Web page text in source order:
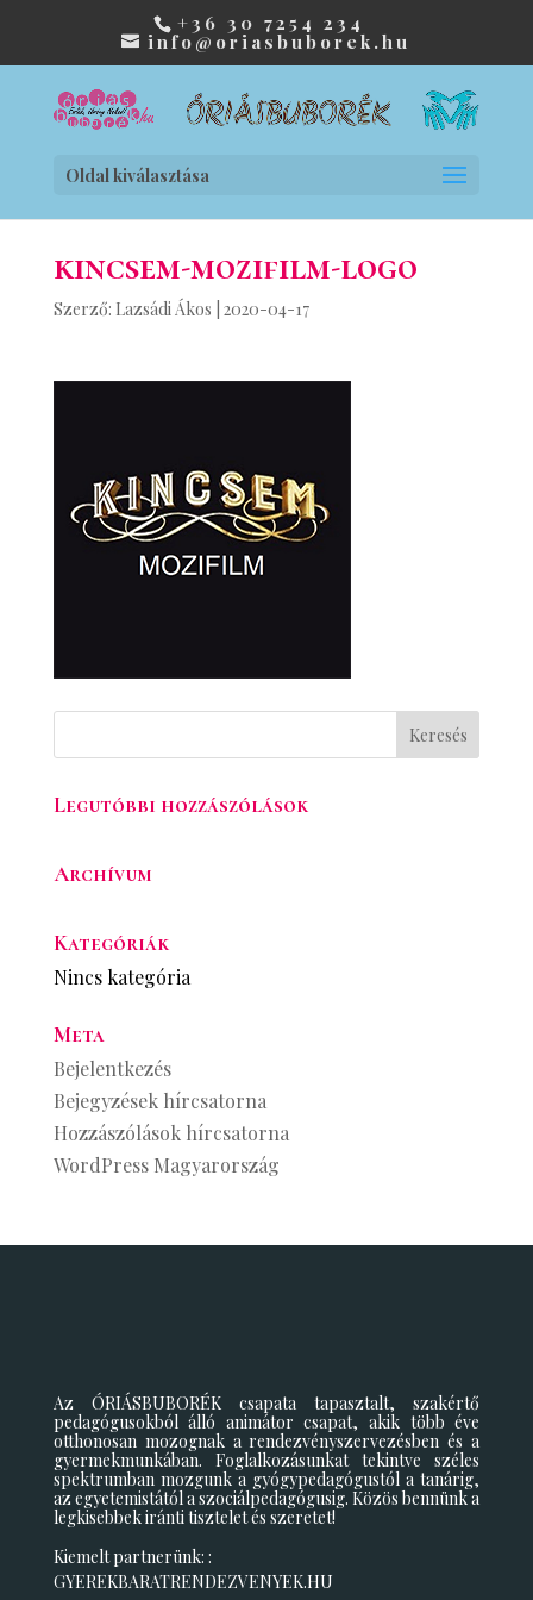
+36 30 7254 234
info@oriasbuborek.hu
Oldal kiválasztása
kincsem-mozifilm-logo
Szerző: Lazsádi Ákos 2020-04-17
Legutóbbi hozzászólások
Archívum
Kategóriák
Nincs kategória
Meta
Bejelentkezés
Bejegyzések hírcsatorna
Hozzászólások hírcsatorna
WordPress Magyarország
Az ÓRIÁSBUBORÉK csapata tapasztalt, szakértő
pedagógusokból álló animátor csapat, akik több éve
otthonosan mozognak a rendezvényszervezésben és a
gyermekmunkában. Foglalkozásunkat tekintve széles
spektrumban mozgunk a gyógypedagógustól a tanárig,
az egyetemistától a szociálpedagógusig. Közös bennünk a
legkisebbek iránti tisztelet és szeretet!
Kiemelt partnerünk: :
GYEREKBARATRENDEZVENYEK.HU